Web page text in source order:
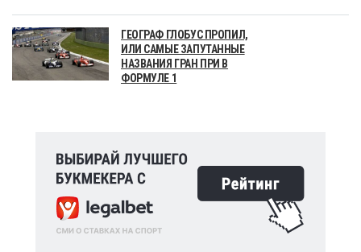
ГЕОГРАФ ГЛОБУС ПРОПИЛ,
ИЛИ САМЫЕ ЗАПУТАННЫЕ
НАЗВАНИЯ ГРАН ПРИ В
ФОРМУЛЕ 1